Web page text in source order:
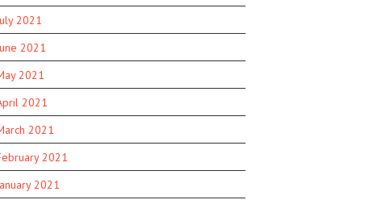
2021
2021
2021
2021
2021
2021
2021